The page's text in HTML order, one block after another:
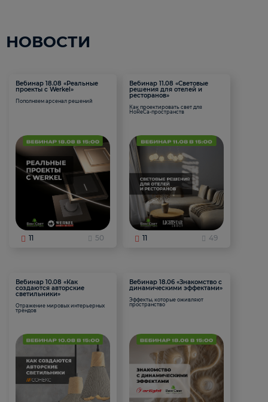
НОВОСТИ
Вебинар 18.08 «Реальные
проекты с Werkel»
Пополняем арсенал решений
11 50
Вебинар 11.08 «Световые
решения для отелей и
ресторанов»
Как проектировать свет для
HoReCa-пространств
11 49
Вебинар 10.08 «Как
создаются авторские
светильники»
Отражение мировых интерьерных
трендов
Вебинар 18.06 «Знакомство с
динамическими эффектами»
Эффекты, которые оживляют
пространство